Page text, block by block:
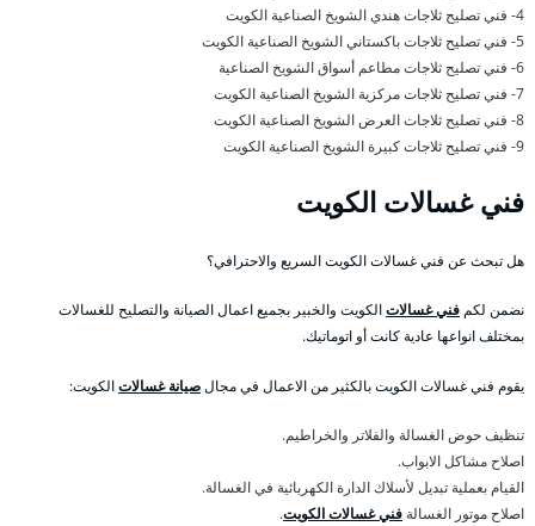
4- فني تصليح ثلاجات هندي الشويخ الصناعية الكويت
5- فني تصليح ثلاجات باكستاني الشويخ الصناعية الكويت
6- فني تصليح ثلاجات مطاعم أسواق الشويخ الصناعية
7- فني تصليح ثلاجات مركزية الشويخ الصناعية الكويت
8- فني تصليح ثلاجات العرض الشويخ الصناعية الكويت
9- فني تصليح ثلاجات كبيرة الشويخ الصناعية الكويت
فني غسالات الكويت
هل تبحث عن فني غسالات الكويت السريع والاحترافي؟
نضمن لكمفني غسالاتالكويت والخبير بجميع اعمال الصيانة والتصليح للغسالات
بمختلف انواعها عادية كانت أو اتوماتيك.
يقوم فني غسالات الكويت بالكثير من الاعمال في مجالصيانة غسالاتالكويت:
تنظيف حوض الغسالة والفلاتر والخراطيم.
اصلاح مشاكل الابواب.
القيام بعملية تبديل لأسلاك الدارة الكهربائية في الغسالة.
اصلاح موتور الغسالة فني غسالات الكويت.